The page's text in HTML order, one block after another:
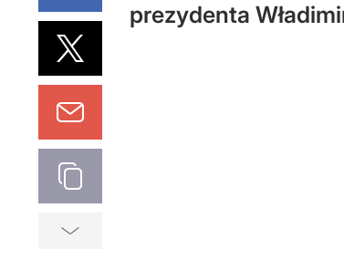
prezydenta